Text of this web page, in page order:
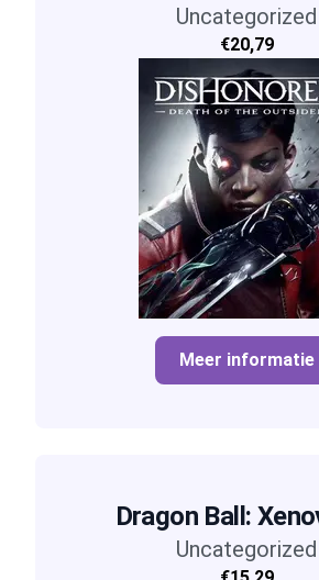
Uncategorized
€20,79
Meer informatie
Dragon Ball:
Uncategorized